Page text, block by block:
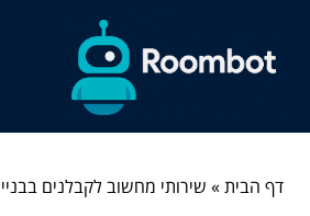
דף הבית» שירותי מחשוב לקבלנים בבניית